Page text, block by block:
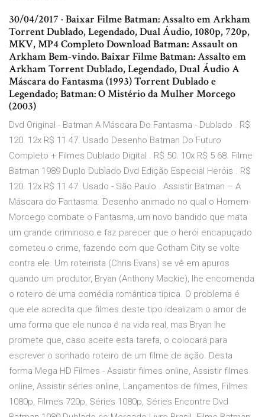
30/04/2017 · Baixar Filme Batman: Assalto em Arkham
Torrent Dublado, Legendado, Dual Áudio, 1080p, 720p,
MKV, MP4 Completo Download Batman: Assault on
Arkham Bem-vindo. Baixar Filme Batman: Assalto em
Arkham Torrent Dublado, Legendado, Dual Áudio A
Máscara do Fantasma (1993) Torrent Dublado e
Legendado; Batman: O Mistério da Mulher Morcego
(2003)
Dvd Original - Batman A Máscara Do Fantasma - Dublado . R$
120. 12x R$ 11 47. Usado Desenho Batman Do Futuro
Completo + Filmes Dublado Digital . R$ 50. 10x R$ 5 68. Filme
Batman 1989 Duplo Dublado Dvd Edição Especial Heróis . R$
120. 12x R$ 11 47. Usado - São Paulo . Assistir Batman – A
Máscara do Fantasma. Desenho animado no qual o Homem-
Morcego combate o Fantasma, um novo bandido que mata
um grande criminoso e faz parecer que o herói encapuçado
cometeu o crime, fazendo com que Gotham City se volte
contra ele. Um roteirista (Chris Evans) se vê em apuros
quando um produtor, Bryan (Anthony Mackie), lhe encomenda
o roteiro de uma comédia romântica típica. O problema é
que ele acredita que filmes deste tipo idealizam o amor de
uma forma que ele nunca é na vida real, mas Bryan lhe
promete que, caso aceite esta tarefa, o colocará para
escrever o sonhado roteiro de um filme de ação. Desta
forma Mega HD Filmes - Assistir filmes online, Assistir filmes
online, Assistir séries online, Lançamentos de filmes, Filmes
1080p, Filmes 720p, Séries 1080p, Séries Encontre Dvd